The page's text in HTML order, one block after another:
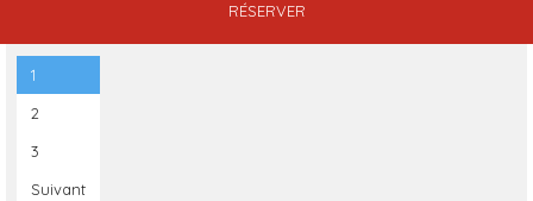
RÉSERVER
1
2
3
Suivant